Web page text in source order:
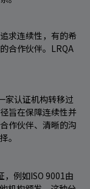
求连续性，有的希
合作伙伴。LRQA
家认证机构转移过
旨在保障连续性并
作伙伴、清晰的沟
。
，例如ISO 9001由